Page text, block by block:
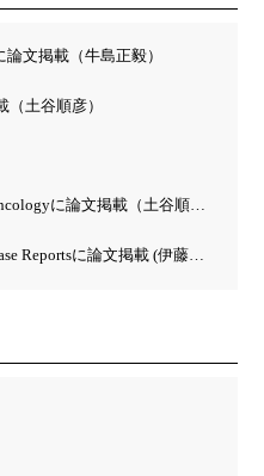
文掲載（牛島正毅）
（土谷順彦）
International Journal of Clinical Oncologyに論文掲載（土谷順彦）